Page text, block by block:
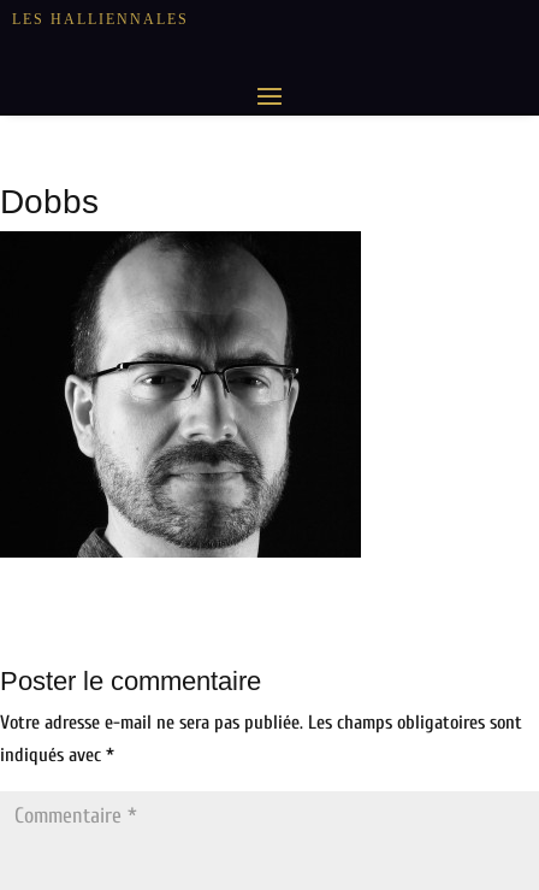
LES HALLIENNALES
Dobbs
Poster le commentaire
Votre adresse e-mail ne sera pas publiée. Les champs obligatoires sont
indiqués avec *